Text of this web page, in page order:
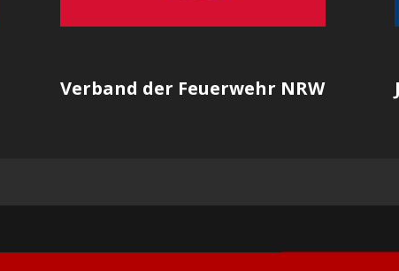
Verband der Feuerwehr NRW